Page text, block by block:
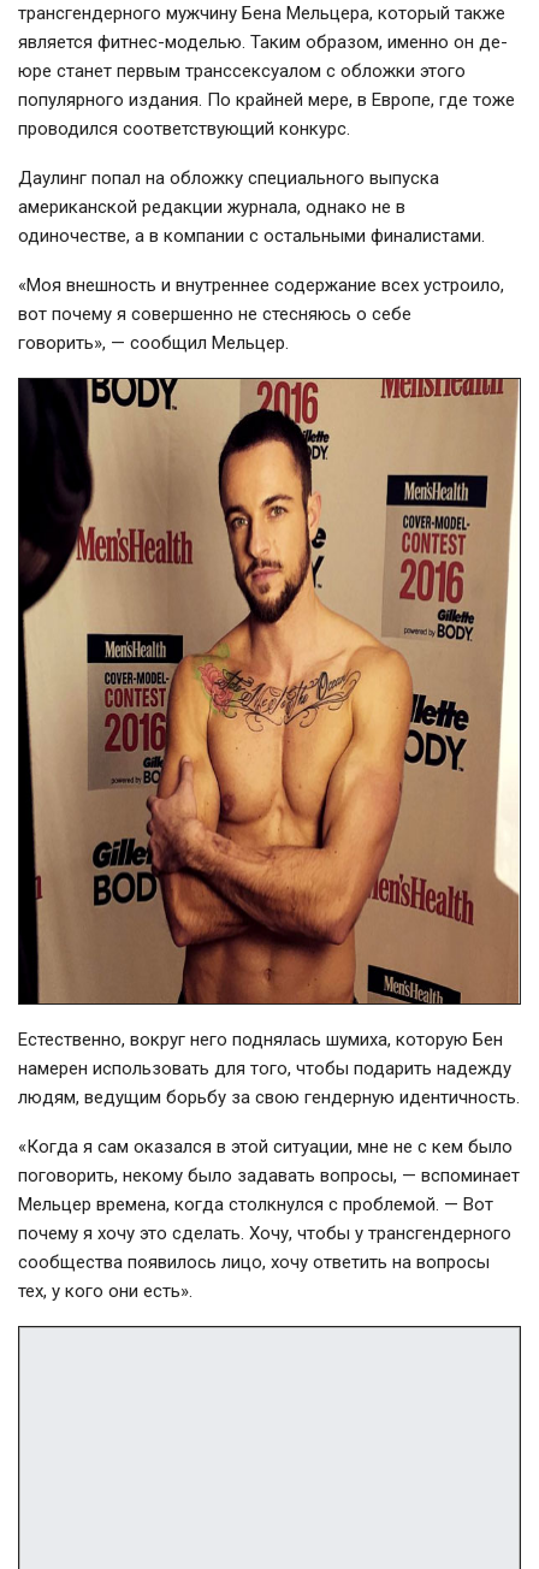
трансгендерного мужчину Бена Мельцера, который также
является фитнес-моделью. Таким образом, именно он де-
юре станет первым транссексуалом с обложки этого
популярного издания. По крайней мере, в Европе, где тоже
проводился соответствующий конкурс.
Даулинг попал на обложку специального выпуска
американской редакции журнала, однако не в
одиночестве, а в компании с остальными финалистами.
«Моя внешность и внутреннее содержание всех устроило,
вот почему я совершенно не стесняюсь о себе
говорить», — сообщил Мельцер.
Естественно, вокруг него поднялась шумиха, которую Бен
намерен использовать для того, чтобы подарить надежду
людям, ведущим борьбу за свою гендерную идентичность.
«Когда я сам оказался в этой ситуации, мне не с кем было
поговорить, некому было задавать вопросы, — вспоминает
Мельцер времена, когда столкнулся с проблемой. — Вот
почему я хочу это сделать. Хочу, чтобы у трансгендерного
сообщества появилось лицо, хочу ответить на вопросы
тех, у кого они есть».